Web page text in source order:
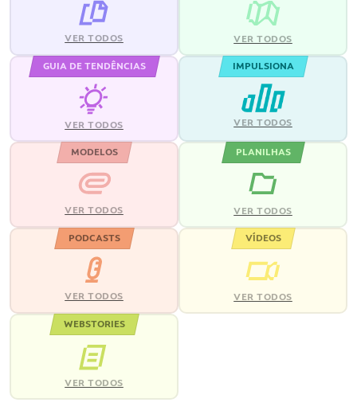
VER TODOS VER TODOS
GUIA DE TENDÊNCIAS
VER TODOS
IMPULSIONA
VER TODOS
MODELOS
VER TODOS
PLANILHAS
VER TODOS
PODCASTS
VER TODOS
VÍDEOS
VER TODOS
WEBSTORIES
VER TODOS